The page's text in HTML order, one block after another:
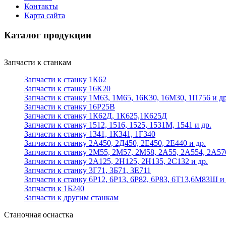
Контакты
Карта сайта
Каталог продукции
Запчасти к станкам
Запчасти к станку 1К62
Запчасти к станку 16К20
Запчасти к станку 1М63, 1М65, 16К30, 16М30, 1П756 и
Запчасти к станку 16Р25В
Запчасти к станку 1К62Д, 1К625,1К625Д
Запчасти к станку 1512, 1516, 1525, 1531М, 1541 и др.
Запчасти к станку 1341, 1К341, 1Г340
Запчасти к станку 2А450, 2Д450, 2Е450, 2Е440 и др.
Запчасти к станку 2М55, 2М57, 2М58, 2А55, 2А554,
Запчасти к станку 2А125, 2Н125, 2Н135, 2С132 и др.
Запчасти к станку 3Г71, 3Б71, 3Е711
Запчасти к станку 6Р12, 6Р13, 6Р82, 6Р83, 6Т13,6М83Ш и
Запчасти к 1Б240
Запчасти к другим станкам
Станочная оснастка